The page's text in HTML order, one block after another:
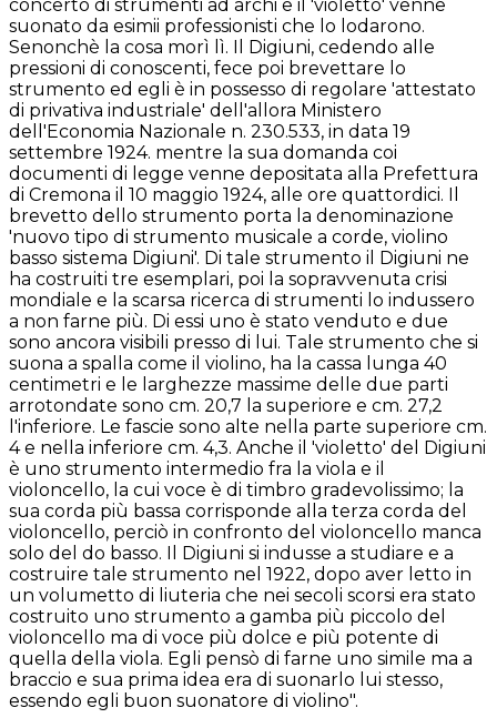
concerto di strumenti ad archi e il 'violetto' venne
suonato da esimii professionisti che lo lodarono.
Senonchè la cosa morì lì. Il Digiuni, cedendo alle
pressioni di conoscenti, fece poi brevettare lo
strumento ed egli è in possesso di regolare 'attestato
di privativa industriale' dell'allora Ministero
dell'Economia Nazionale n. 230.533, in data 19
settembre 1924. mentre la sua domanda coi
documenti di legge venne depositata alla Prefettura
di Cremona il 10 maggio 1924, alle ore quattordici. Il
brevetto dello strumento porta la denominazione
'nuovo tipo di strumento musicale a corde, violino
basso sistema Digiuni'. Di tale strumento il Digiuni ne
ha costruiti tre esemplari, poi la sopravvenuta crisi
mondiale e la scarsa ricerca di strumenti lo indussero
a non farne più. Di essi uno è stato venduto e due
sono ancora visibili presso di lui. Tale strumento che si
suona a spalla come il violino, ha la cassa lunga 40
centimetri e le larghezze massime delle due parti
arrotondate sono cm. 20,7 la superiore e cm. 27,2
l'inferiore. Le fascie sono alte nella parte superiore cm.
4 e nella inferiore cm. 4,3. Anche il 'violetto' del Digiuni
è uno strumento intermedio fra la viola e il
violoncello, la cui voce è di timbro gradevolissimo; la
sua corda più bassa corrisponde alla terza corda del
violoncello, perciò in confronto del violoncello manca
solo del do basso. Il Digiuni si indusse a studiare e a
costruire tale strumento nel 1922, dopo aver letto in
un volumetto di liuteria che nei secoli scorsi era stato
costruito uno strumento a gamba più piccolo del
violoncello ma di voce più dolce e più potente di
quella della viola. Egli pensò di farne uno simile ma a
braccio e sua prima idea era di suonarlo lui stesso,
essendo egli buon suonatore di violino".